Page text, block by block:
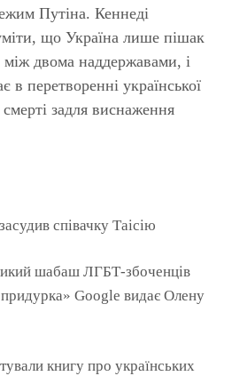
Путіна. Кеннеді
що Україна лише пішак
між двома наддержавами, і
в перетворенні української
задля виснаження
співачку Таісію
шабаш ЛГБТ-збоченців
Google видає Олену
книгу про українських